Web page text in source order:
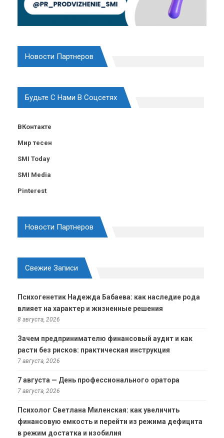
Новости Партнеров
Будьте С Нами В Соцсетях
ВКонтакте
Мир тесен
SMI Today
SMI Media
Pinterest
Новости Партнеров
Свежие Записи
Психогенетик Надежда Бабаева: как наследие рода
влияет на характер и жизненные решения
8 августа, 2026
Зачем предпринимателю финансовый аудит и как
расти без рисков: практическая инструкция
7 августа, 2026
7 августа — День профессионального оратора
7 августа, 2026
Психолог Светлана Миленская: как увеличить
финансовую емкость и перейти из режима дефицита
в режим достатка и изобилия